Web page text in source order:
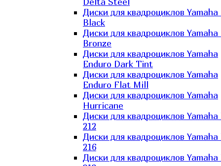
Диски для квадроциклов
Black
Диски для квадроциклов
Bronze
Диски для квадроциклов Yamaha
Enduro Dark Tint
Диски для квадроциклов Yamaha
Enduro Flat Mill
Диски для квадроциклов Yamaha
Hurricane
Диски для квадроциклов
212
Диски для квадроциклов
216
Диски для квадроциклов